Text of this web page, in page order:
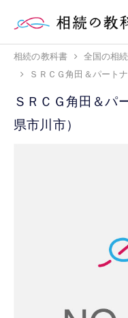
相続の教科書 全国の相
ＳＲＣＧ角田＆パート
ＳＲＣＧ角田＆パ
県市川市）